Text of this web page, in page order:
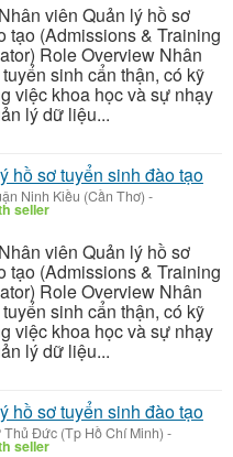
viên Quản lý hồ sơ
tạo (Admissions & Training
Role Overview Nhân
sinh cẩn thận, có kỹ
việc khoa học và sự nhạy
lý dữ liệu...
hồ sơ tuyển sinh đào tạo
Ninh Kiều (Cần Thơ) -
seller
viên Quản lý hồ sơ
tạo (Admissions & Training
Role Overview Nhân
sinh cẩn thận, có kỹ
việc khoa học và sự nhạy
lý dữ liệu...
hồ sơ tuyển sinh đào tạo
Thủ Đức (Tp Hồ Chí Minh) -
seller